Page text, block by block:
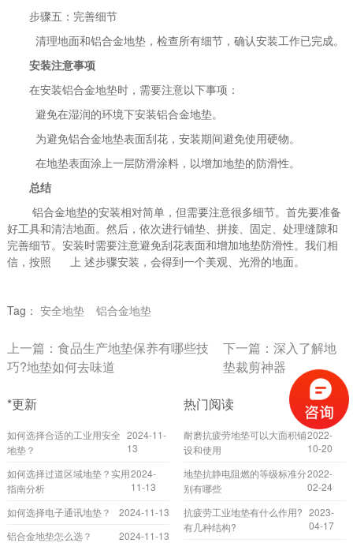
步骤五：完善细节
清理地面和铝合金地垫，检查所有细节，确认安装工作已完成。
安装注意事项
在安装铝合金地垫时，需要注意以下事项：
避免在湿润的环境下安装铝合金地垫。
为避免铝合金地垫表面刮花，安装期间避免使用硬物。
在地垫表面涂上一层防滑涂料，以增加地垫的防滑性。
总结
铝合金地垫的安装相对简单，但需要注意很多细节。首先要准备
好工具和清洁地面。然后，依次进行铺垫、拼接、固定、处理缝隙和
完善细节。安装时需要注意避免刮花表面和增加地垫防滑性。我们相
信，按照 上 述步骤安装，会得到一个美观、光滑的地面。
Tag： 安全地垫 铝合金地垫
上一篇： 食品生产地垫保养有哪些技
巧?地垫如何去味道
下一篇： 深入了解地
垫裁剪神器
*更新
如何选择合适的工业用安全
地垫？
2024-11-
13
如何选择过道区域地垫？实用
指南分析
2024-
11-13
如何选择电子通讯地垫？
2024-11-13
铝合金地垫怎么选？
2024-11-13
热门阅读
耐磨抗疲劳地垫可以大面积铺
设和使用
2022-
10-20
地垫抗静电阻燃的等级标准分
别有哪些
2022-
02-24
抗疲劳工业地垫有什么作用?
有几种结构?
2023-
04-17